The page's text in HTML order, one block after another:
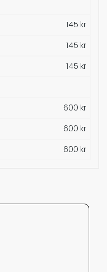
145 kr
145 kr
145 kr
600 kr
600 kr
600 kr